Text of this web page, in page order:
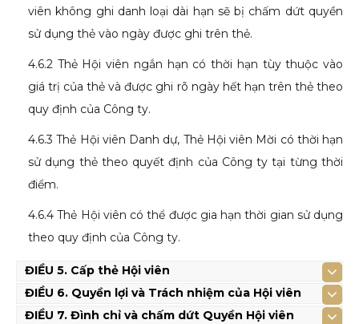
viên không ghi danh loại dài hạn sẽ bị chấm dứt quyền
sử dụng thẻ vào ngày được ghi trên thẻ.
4.6.2 Thẻ Hội viên ngắn hạn có thời hạn tùy thuộc vào
giá trị của thẻ và được ghi rõ ngày hết hạn trên thẻ theo
quy định của Công ty.
4.6.3 Thẻ Hội viên Danh dự, Thẻ Hội viên Mời có thời hạn
sử dụng thẻ theo quyết định của Công ty tại từng thời
điểm.
4.6.4 Thẻ Hội viên có thể được gia hạn thời gian sử dụng
theo quy định của Công ty.
ĐIỀU 5. Cấp thẻ Hội viên
ĐIỀU 6. Quyền lợi và Trách nhiệm của Hội viên
ĐIỀU 7. Đình chỉ và chấm dứt Quyền Hội viên